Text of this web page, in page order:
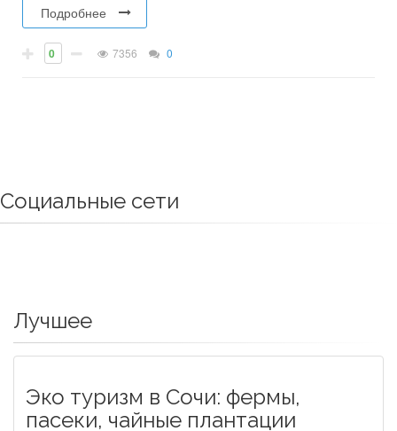
Подробнее
0 7356 0
Социальные сети
Лучшее
Эко туризм в Сочи: фермы,
пасеки, чайные плантации